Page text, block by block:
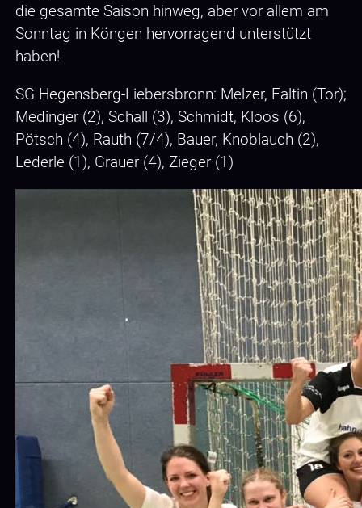
die gesamte Saison hinweg, aber vor allem am
Sonntag in Köngen hervorragend unterstützt
haben!
SG Hegensberg-Liebersbronn: Melzer, Faltin (Tor);
Medinger (2), Schall (3), Schmidt, Kloos (6),
Pötsch (4), Rauth (7/4), Bauer, Knoblauch (2),
Lederle (1), Grauer (4), Zieger (1)